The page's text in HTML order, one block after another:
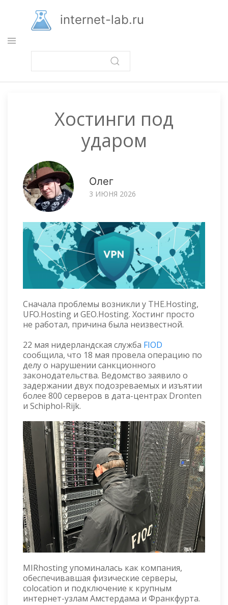
основному
содержанию
internet-lab.ru
Хостинги под
ударом
Олег
3 ИЮНЯ 2026
Сначала проблемы возникли у THE.Hosting,
UFO.Hosting и GEO.Hosting. Хостинг просто
не работал, причина была неизвестной.
22 мая нидерландская служба FIOD
сообщила, что 18 мая провела операцию по
делу о нарушении санкционного
законодательства. Ведомство заявило о
задержании двух подозреваемых и изъятии
более 800 серверов в дата-центрах Dronten
и Schiphol-Rijk.
MIRhosting упоминалась как компания,
обеспечивавшая физические серверы,
colocation и подключение к крупным
интернет-узлам Амстердама и Франкфурта.